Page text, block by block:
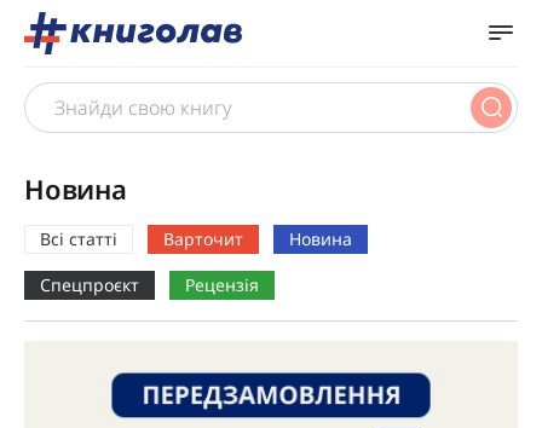
Новина
Всі статті Варточит
Новина
Спецпроєкт
Рецензія